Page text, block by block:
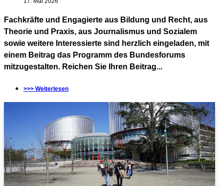
Fachkräfte und Engagierte aus Bildung und Recht, aus
Theorie und Praxis, aus Journalismus und Sozialem
sowie weitere Interessierte sind herzlich eingeladen, mit
einem Beitrag das Programm des Bundesforums
mitzugestalten. Reichen Sie Ihren Beitrag...
>>> Weiterlesen